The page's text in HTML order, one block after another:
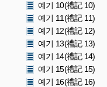
예기 10(禮記 10)
예기 11(禮記 11)
예기 12(禮記 12)
예기 13(禮記 13)
예기 14(禮記 14)
예기 15(禮記 15)
예기 16(禮記 16)